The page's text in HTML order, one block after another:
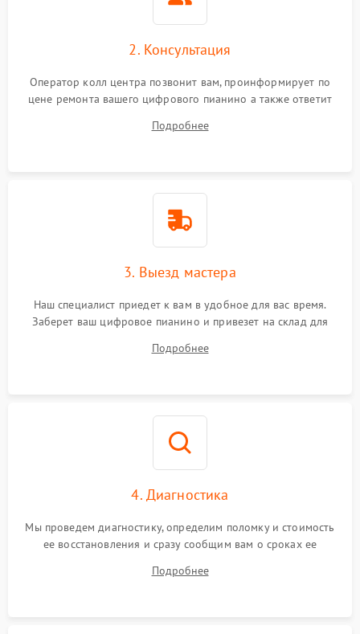
2. Консультация
Оператор колл центра позвонит вам, проинформирует по
цене ремонта вашего цифрового пианино а также ответит
Подробнее
3. Выезд мастера
Наш специалист приедет к вам в удобное для вас время.
Заберет ваш цифровое пианино и привезет на склад для
Подробнее
4. Диагностика
Мы проведем диагностику, определим поломку и стоимость
ее восстановления и сразу сообщим вам о сроках ее
Подробнее